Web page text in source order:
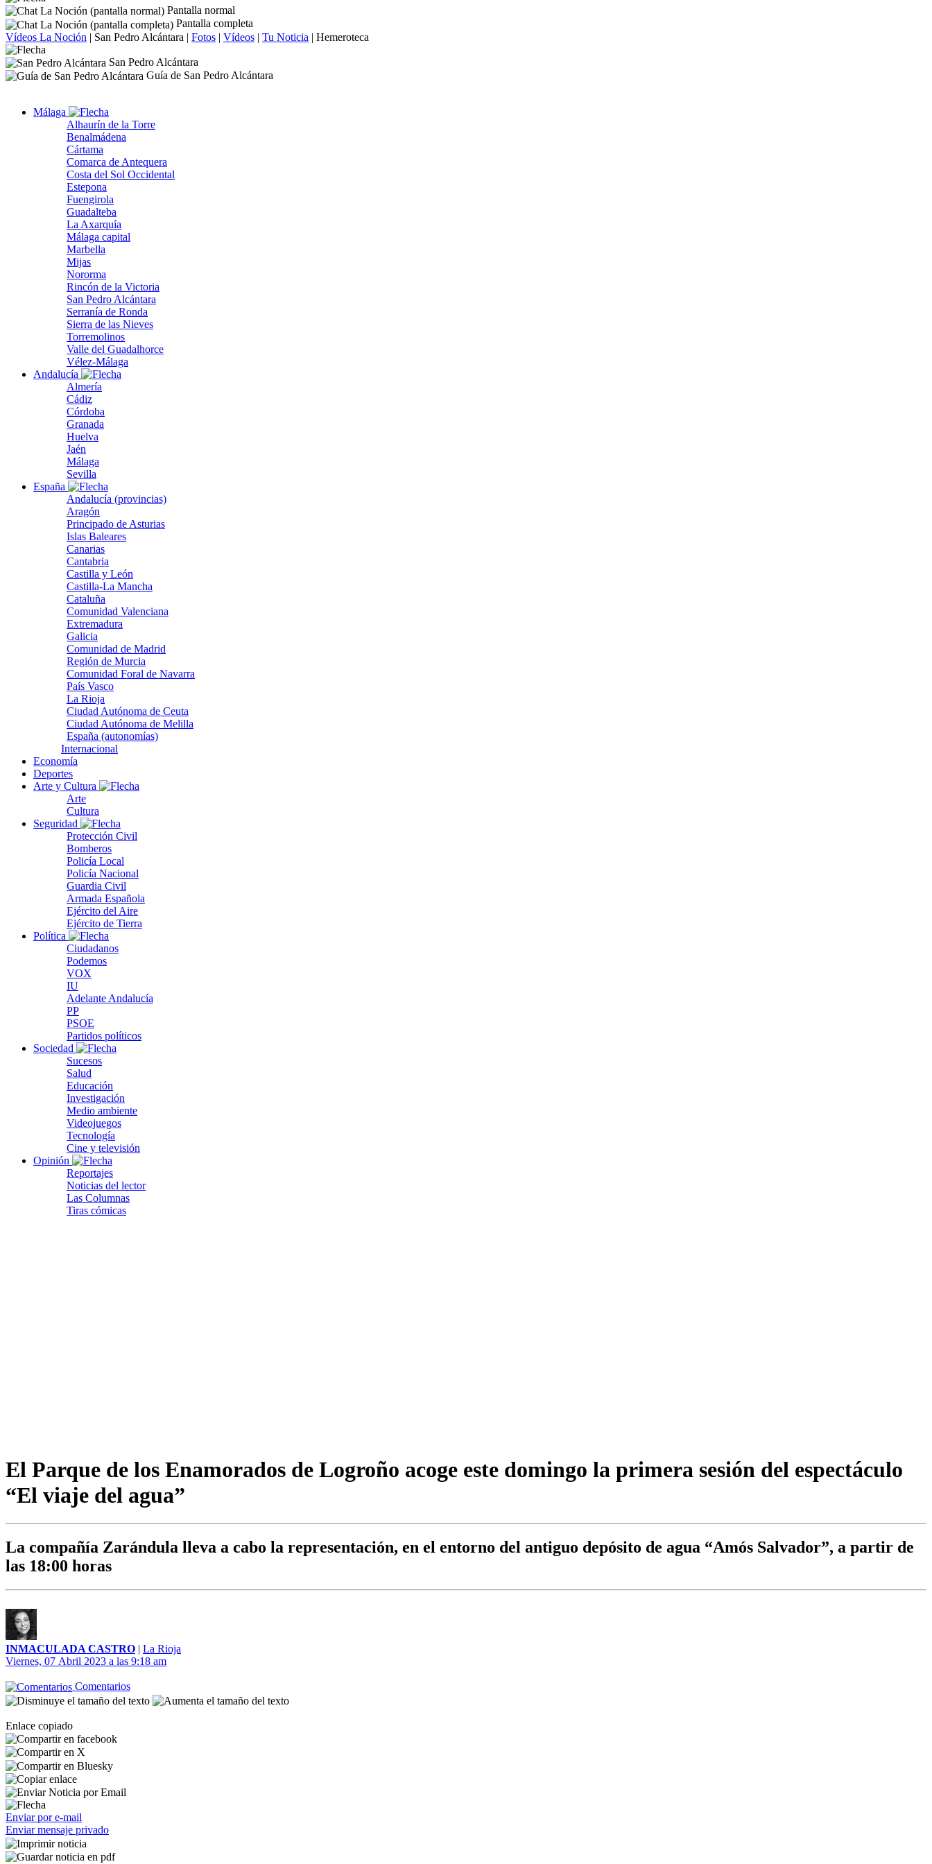
Pantalla normal
Pantalla completa
Vídeos La Noción | San Pedro Alcántara | Fotos | Vídeos | Tu Noticia | Hemeroteca
San Pedro Alcántara
Guía de San Pedro Alcántara
Málaga
Alhaurín de la Torre
Benalmádena
Cártama
Comarca de Antequera
Costa del Sol Occidental
Estepona
Fuengirola
Guadalteba
La Axarquía
Málaga capital
Marbella
Mijas
Nororma
Rincón de la Victoria
San Pedro Alcántara
Serranía de Ronda
Sierra de las Nieves
Torremolinos
Valle del Guadalhorce
Vélez-Málaga
Andalucía
Almería
Cádiz
Córdoba
Granada
Huelva
Jaén
Málaga
Sevilla
España
Andalucía (provincias)
Aragón
Principado de Asturias
Islas Baleares
Canarias
Cantabria
Castilla y León
Castilla-La Mancha
Cataluña
Comunidad Valenciana
Extremadura
Galicia
Comunidad de Madrid
Región de Murcia
Comunidad Foral de Navarra
País Vasco
La Rioja
Ciudad Autónoma de Ceuta
Ciudad Autónoma de Melilla
España (autonomías)
Internacional
Economía
Deportes
Arte y Cultura
Arte
Cultura
Seguridad
Protección Civil
Bomberos
Policía Local
Policía Nacional
Guardia Civil
Armada Española
Ejército del Aire
Ejército de Tierra
Política
Ciudadanos
Podemos
VOX
IU
Adelante Andalucía
PP
PSOE
Partidos políticos
Sociedad
Sucesos
Salud
Educación
Investigación
Medio ambiente
Videojuegos
Tecnología
Cine y televisión
Opinión
Reportajes
Noticias del lector
Las Columnas
Tiras cómicas
El Parque de los Enamorados de Logroño acoge este domingo la primera sesión del espectáculo
“El viaje del agua”
La compañía Zarándula lleva a cabo la representación, en el entorno del antiguo depósito de agua “Amós Salvador”, a partir de
las 18:00 horas
INMACULADA CASTRO | La Rioja
Viernes, 07 Abril 2023 a las 9:18 am
Comentarios
Enlace copiado
Enviar por e-mail
Enviar mensaje privado